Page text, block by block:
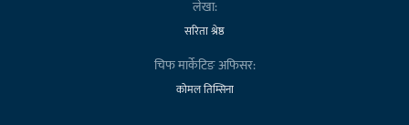
लेखा:
सरिता श्रेष्ठ
चिफ मार्केटिङ अफिसर:
कोमल तिम्सिना